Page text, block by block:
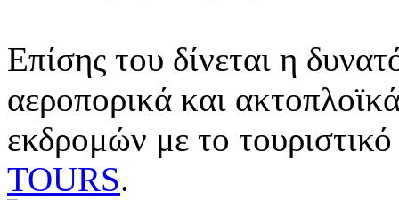
Επίσης του δίνεται η
αεροπορικά και
εκδρομών με το
TOURS.